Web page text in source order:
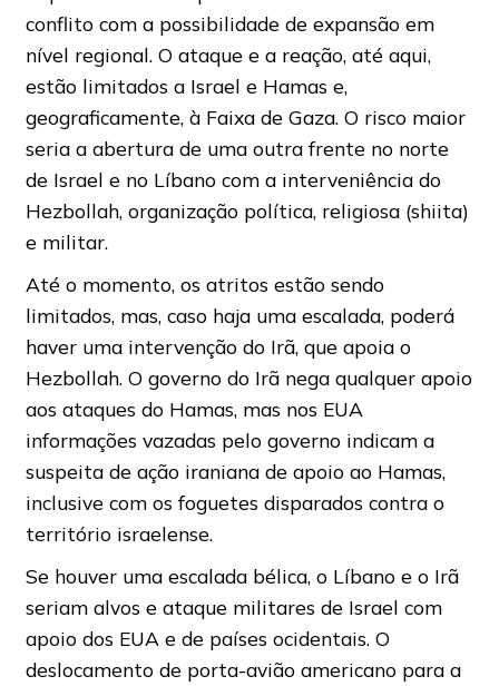
conflito com a possibilidade de expansão em
nível regional. O ataque e a reação, até aqui,
estão limitados a Israel e Hamas e,
geograficamente, à Faixa de Gaza. O risco maior
seria a abertura de uma outra frente no norte
de Israel e no Líbano com a interveniência do
Hezbollah, organização política, religiosa (shiita)
e militar.
Até o momento, os atritos estão sendo
limitados, mas, caso haja uma escalada, poderá
haver uma intervenção do Irã, que apoia o
Hezbollah. O governo do Irã nega qualquer apoio
aos ataques do Hamas, mas nos EUA
informações vazadas pelo governo indicam a
suspeita de ação iraniana de apoio ao Hamas,
inclusive com os foguetes disparados contra o
território israelense.
Se houver uma escalada bélica, o Líbano e o Irã
seriam alvos e ataque militares de Israel com
apoio dos EUA e de países ocidentais. O
deslocamento de porta-avião americano para a